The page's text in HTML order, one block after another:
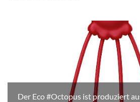
Der Eco #Octopus ist produziert